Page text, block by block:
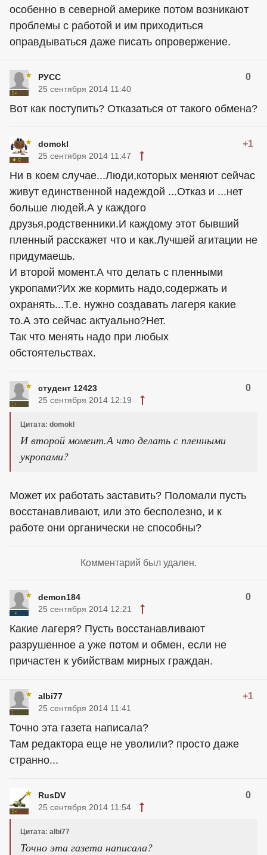
особенно в северной америке потом возникают
проблемы с работой и им приходиться
оправдываться даже писать опровержение.
РУСС 0
25 сентября 2014 11:40
Вот как поступить? Отказаться от такого обмена?
domokl +1
25 сентября 2014 11:47
Ни в коем случае...Люди,которых меняют сейчас
живут единственной надеждой ...Отказ и ...нет
больше людей.А у каждого
друзья,родственники.И каждому этот бывший
пленный расскажет что и как.Лучшей агитации не
придумаешь.
И второй момент.А что делать с пленными
укропами?Их же кормить надо,содержать и
охранять...Т.е. нужно создавать лагеря какие
то.А это сейчас актуально?Нет.
Так что менять надо при любых
обстоятельствах.
студент 12423 0
25 сентября 2014 12:19
Цитата: domokl
И второй момент.А что делать с пленными
укропами?
Может их работать заставить? Поломали пусть
восстанавливают, или это бесполезно, и к
работе они органически не способны?
Комментарий был удален.
demon184 0
25 сентября 2014 12:21
Какие лагеря? Пусть восстанавливают
разрушенное а уже потом и обмен, если не
причастен к убийствам мирных граждан.
albi77 +1
25 сентября 2014 11:41
Точно эта газета написала?
Там редактора еще не уволили? просто даже
странно...
RusDV 0
25 сентября 2014 11:54
Цитата: albi77
Точно эта газета написала?